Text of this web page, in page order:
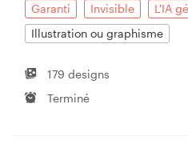
Garanti Invisible
L'IA
Illustration ou graphisme
179 designs
Terminé